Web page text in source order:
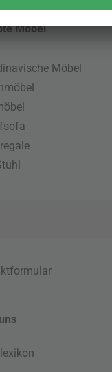
Möbel
Möbel